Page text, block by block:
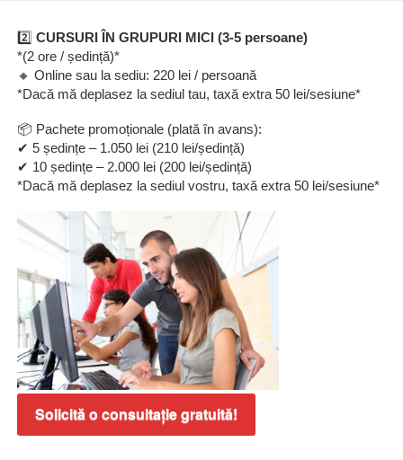
2️⃣ CURSURI ÎN GRUPURI MICI (3-5 persoane)
*(2 ore / ședință)*
🔸 Online sau la sediu: 220 lei / persoană
*Dacă mă deplasez la sediul tau, taxă extra 50 lei/sesiune*
📦 Pachete promoționale (plată în avans):
✔ 5 ședințe – 1.050 lei (210 lei/ședință)
✔ 10 ședințe – 2.000 lei (200 lei/ședință)
*Dacă mă deplasez la sediul vostru, taxă extra 50 lei/sesiune*
Solicită o consultație gratuită!